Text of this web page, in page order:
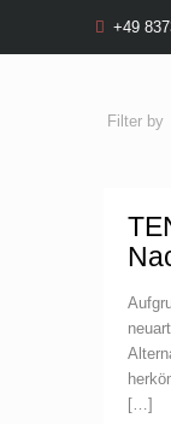
+49
Filter by
[…]